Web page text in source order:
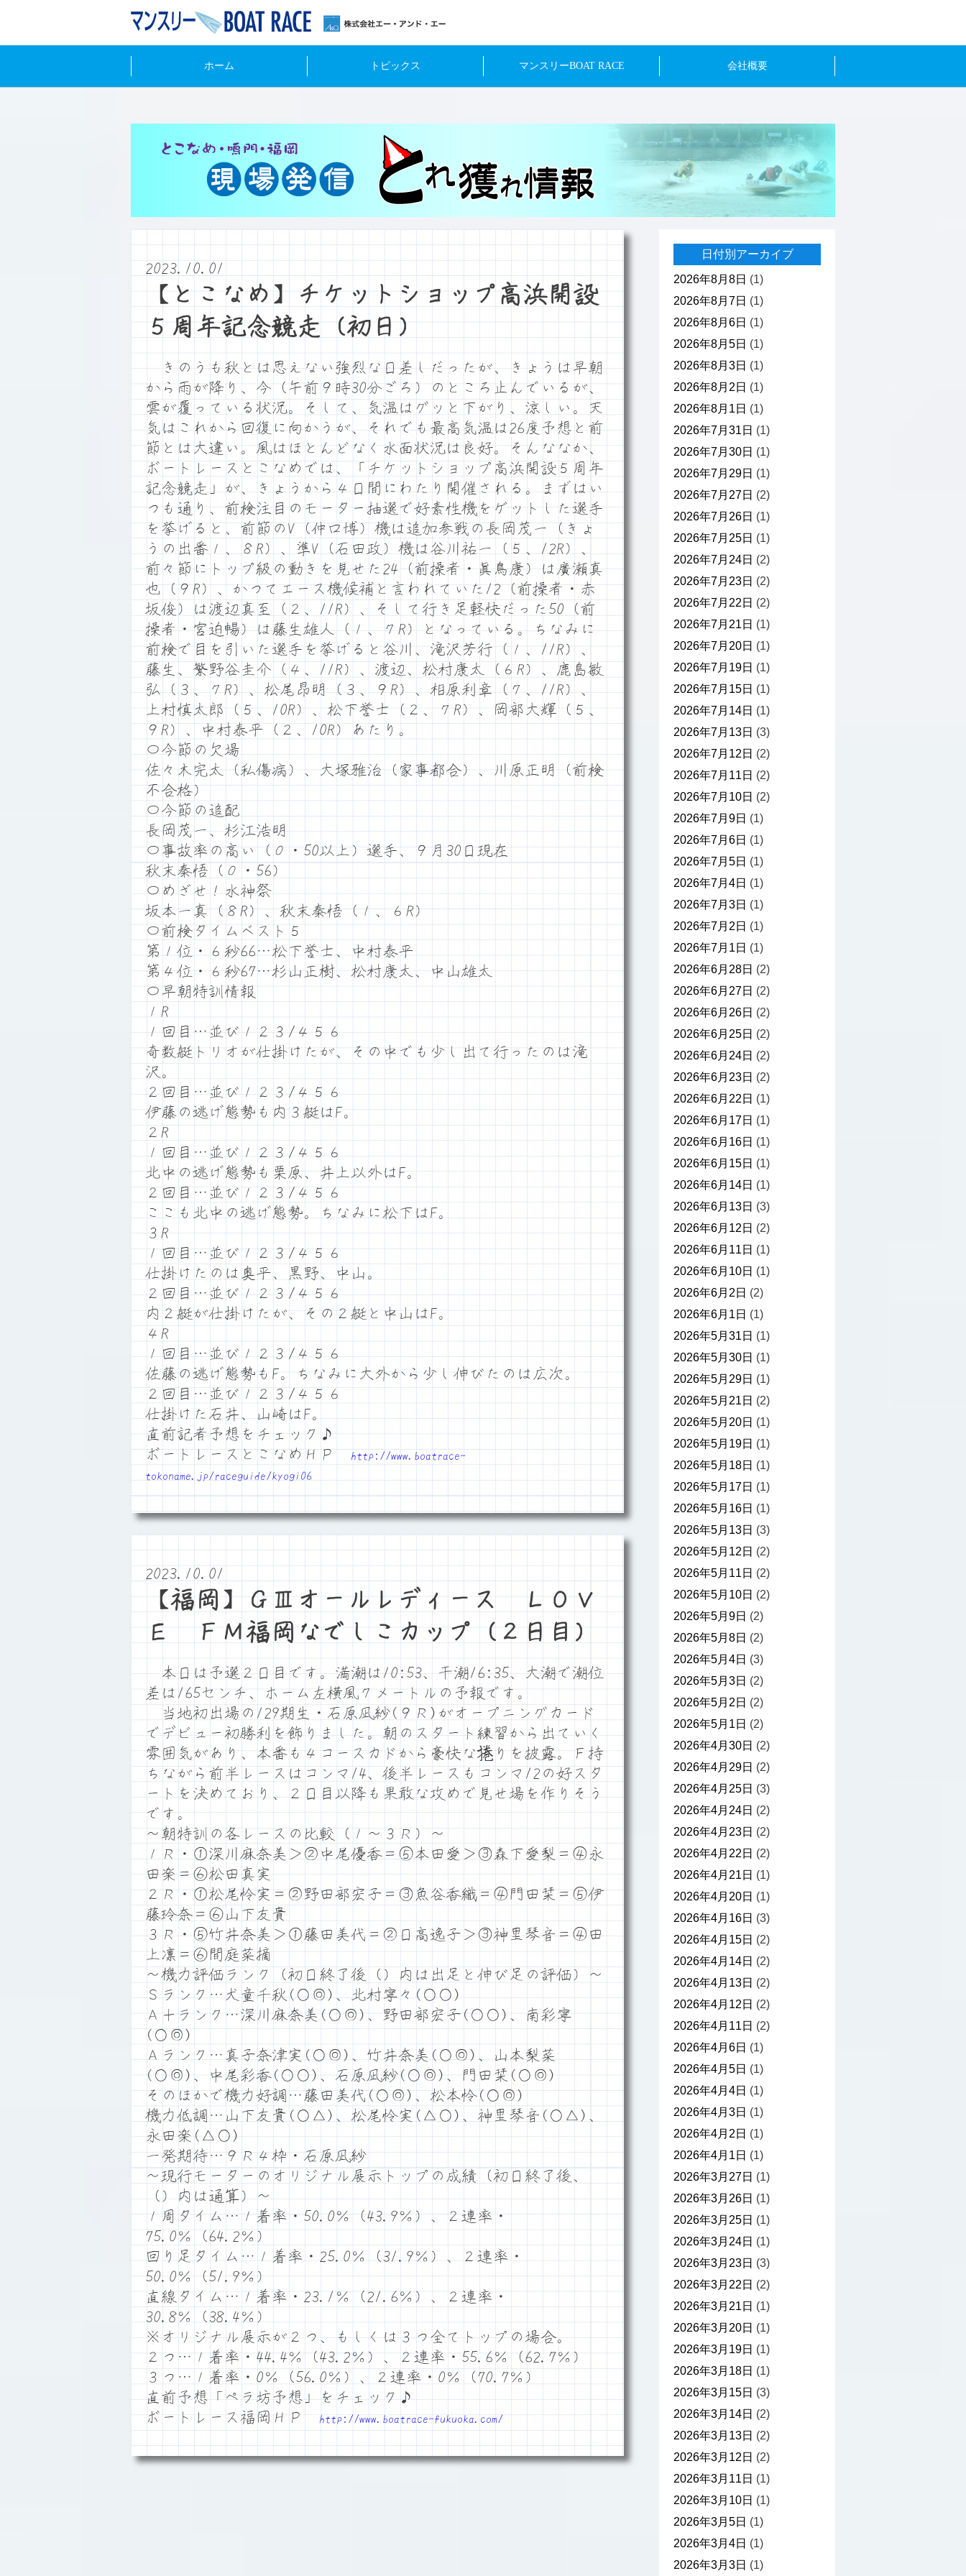
ホーム トピックス マンスリーBOAT RACE 会社概要
2023.10.01
【とこなめ】チケットショップ高浜開設
５周年記念競走（初日）
きのうも秋とは思えない強烈な日差しだったが、きょうは早朝
から雨が降り、今（午前９時30分ごろ）のところ止んでいるが、
雲が覆っている状況。そして、気温はグッと下がり、涼しい。天
気はこれから回復に向かうが、それでも最高気温は26度予想と前
節とは大違い。風はほとんどなく水面状況は良好。そんななか、
ボートレースとこなめでは、「チケットショップ高浜開設５周年
記念競走」が、きょうから４日間にわたり開催される。まずはい
つも通り、前検注目のモーター抽選で好素性機をゲットした選手
を挙げると、前節のV（仲口博）機は追加参戦の長岡茂一（きょ
うの出番１、８R）、準V（石田政）機は谷川祐一（５、12R）、
前々節にトップ級の動きを見せた24（前操者・眞鳥康）は廣瀬真
也（９R）、かつてエース機候補と言われていた12（前操者・赤
坂俊）は渡辺真至（２、11R）、そして行き足軽快だった50（前
操者・宮迫暢）は藤生雄人（１、７R）となっている。ちなみに
前検で目を引いた選手を挙げると谷川、滝沢芳行（１、11R）、
藤生、繁野谷圭介（４、11R）、渡辺、松村康太（６R）、鹿島敏
弘（３、７R）、松尾昂明（３、９R）、相原利章（７、11R）、
上村慎太郎（５、10R）、松下誉士（２、７R）、岡部大輝（５、
９R）、中村泰平（２、10R）あたり。
〇今節の欠場
佐々木完太（私傷病）、大塚雅治（家事都合）、川原正明（前検
不合格）
〇今節の追配
長岡茂一、杉江浩明
〇事故率の高い（０・50以上）選手、９月30日現在
秋末秦悟（０・56）
〇めざせ！水神祭
坂本一真（８R）、秋末秦悟（１、６R）
〇前検タイムベスト５
第１位・６秒66…松下誉士、中村泰平
第４位・６秒67…杉山正樹、松村康太、中山雄太
〇早朝特訓情報
１R
１回目…並び１２３/４５６
奇数艇トリオが仕掛けたが、その中でも少し出て行ったのは滝
沢。
２回目…並び１２３/４５６
伊藤の逃げ態勢も内３艇はF。
２R
１回目…並び１２３/４５６
北中の逃げ態勢も栗原、井上以外はF。
２回目…並び１２３/４５６
ここも北中の逃げ態勢。ちなみに松下はF。
３R
１回目…並び１２３/４５６
仕掛けたのは奥平、黒野、中山。
２回目…並び１２３/４５６
内２艇が仕掛けたが、その２艇と中山はF。
４R
１回目…並び１２３/４５６
佐藤の逃げ態勢もF。ちなみに大外から少し伸びたのは広次。
２回目…並び１２３/４５６
仕掛けた石井、山崎はF。
直前記者予想をチェック♪
ボートレースとこなめＨＰhttp://www.boatrace-
tokoname.jp/raceguide/kyogi06
2023.10.01
【福岡】ＧⅢオールレディース ＬＯＶ
Ｅ ＦＭ福岡なでしこカップ（２日目）
本日は予選２日目です。満潮は10:53、干潮16:35、大潮で潮位
差は165センチ、ホーム左横風７メートルの予報です。
当地初出場の129期生・石原凪紗(９Ｒ)がオープニングカード
でデビュー初勝利を飾りました。朝のスタート練習から出ていく
雰囲気があり、本番も４コースカドから豪快な捲りを披露。Ｆ持
ちながら前半レースはコンマ14、後半レースもコンマ12の好スタ
ートを決めており、２日目以降も果敢な攻めで見せ場を作りそう
です。
～朝特訓の各レースの比較（１～３Ｒ）～
１Ｒ・①深川麻奈美＞②中尾優香＝⑤本田愛＞③森下愛梨＝④永
田楽＝⑥松田真実
２Ｒ・①松尾怜実＝②野田部宏子＝③魚谷香織＝④門田栞＝⑤伊
藤玲奈＝⑥山下友貴
３Ｒ・⑤竹井奈美＞①藤田美代＝②日高逸子＞③神里琴音＝④田
上凛＝⑥間庭菜摘
～機力評価ランク（初日終了後（）内は出足と伸び足の評価）～
Ｓランク…犬童千秋(○◎)、北村寧々(○○)
Ａ＋ランク…深川麻奈美(○◎)、野田部宏子(○○)、南彩寧
(○◎)
Ａランク…真子奈津実(○◎)、竹井奈美(○◎)、山本梨菜
(○◎)、中尾彩香(○○)、石原凪紗(○◎)、門田栞(○◎)
そのほかで機力好調…藤田美代(○◎)、松本怜(○◎)
機力低調…山下友貴(○△)、松尾怜実(△○)、神里琴音(○△)、
永田楽(△○)
一発期待…９Ｒ４枠・石原凪紗
～現行モーターのオリジナル展示トップの成績（初日終了後、
（）内は通算）～
１周タイム…１着率・50.0％（43.9％）、２連率・
75.0％（64.2％）
回り足タイム…１着率・25.0％（31.9％）、２連率・
50.0％（51.9％）
直線タイム…１着率・23.1％（21.6％）、２連率・
30.8％（38.4％）
※オリジナル展示が２つ、もしくは３つ全てトップの場合。
２つ…１着率・44.4％（43.2％）、２連率・55.6％（62.7％）
３つ…１着率・0％（56.0％）、２連率・0％（70.7％）
直前予想「ペラ坊予想」をチェック♪
ボートレース福岡ＨＰ
http://www.boatrace-fukuoka.com/
日付別アーカイブ
2026年8月8日 (1)
2026年8月7日 (1)
2026年8月6日 (1)
2026年8月5日 (1)
2026年8月3日 (1)
2026年8月2日 (1)
2026年8月1日 (1)
2026年7月31日 (1)
2026年7月30日 (1)
2026年7月29日 (1)
2026年7月27日 (2)
2026年7月26日 (1)
2026年7月25日 (1)
2026年7月24日 (2)
2026年7月23日 (2)
2026年7月22日 (2)
2026年7月21日 (1)
2026年7月20日 (1)
2026年7月19日 (1)
2026年7月15日 (1)
2026年7月14日 (1)
2026年7月13日 (3)
2026年7月12日 (2)
2026年7月11日 (2)
2026年7月10日 (2)
2026年7月9日 (1)
2026年7月6日 (1)
2026年7月5日 (1)
2026年7月4日 (1)
2026年7月3日 (1)
2026年7月2日 (1)
2026年7月1日 (1)
2026年6月28日 (2)
2026年6月27日 (2)
2026年6月26日 (2)
2026年6月25日 (2)
2026年6月24日 (2)
2026年6月23日 (2)
2026年6月22日 (1)
2026年6月17日 (1)
2026年6月16日 (1)
2026年6月15日 (1)
2026年6月14日 (1)
2026年6月13日 (3)
2026年6月12日 (2)
2026年6月11日 (1)
2026年6月10日 (1)
2026年6月2日 (2)
2026年6月1日 (1)
2026年5月31日 (1)
2026年5月30日 (1)
2026年5月29日 (1)
2026年5月21日 (2)
2026年5月20日 (1)
2026年5月19日 (1)
2026年5月18日 (1)
2026年5月17日 (1)
2026年5月16日 (1)
2026年5月13日 (3)
2026年5月12日 (2)
2026年5月11日 (2)
2026年5月10日 (2)
2026年5月9日 (2)
2026年5月8日 (2)
2026年5月4日 (3)
2026年5月3日 (2)
2026年5月2日 (2)
2026年5月1日 (2)
2026年4月30日 (2)
2026年4月29日 (2)
2026年4月25日 (3)
2026年4月24日 (2)
2026年4月23日 (2)
2026年4月22日 (2)
2026年4月21日 (1)
2026年4月20日 (1)
2026年4月16日 (3)
2026年4月15日 (2)
2026年4月14日 (2)
2026年4月13日 (2)
2026年4月12日 (2)
2026年4月11日 (2)
2026年4月6日 (1)
2026年4月5日 (1)
2026年4月4日 (1)
2026年4月3日 (1)
2026年4月2日 (1)
2026年4月1日 (1)
2026年3月27日 (1)
2026年3月26日 (1)
2026年3月25日 (1)
2026年3月24日 (1)
2026年3月23日 (3)
2026年3月22日 (2)
2026年3月21日 (1)
2026年3月20日 (1)
2026年3月19日 (1)
2026年3月18日 (1)
2026年3月15日 (3)
2026年3月14日 (2)
2026年3月13日 (2)
2026年3月12日 (2)
2026年3月11日 (1)
2026年3月10日 (1)
2026年3月5日 (1)
2026年3月4日 (1)
2026年3月3日 (1)